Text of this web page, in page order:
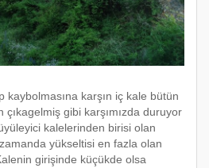
kaybolmasına karşın iç kale bütün
çıkagelmiş gibi karşımızda duruyor
kalelerinden birisi olan
yükseltisi en fazla olan
girişinde küçükde olsa